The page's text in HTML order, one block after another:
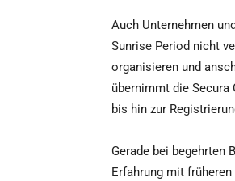
Auch Unternehmen
Sunrise Period nicht
organisieren und
übernimmt die Secura
bis hin zur
Gerade bei begehrten
Erfahrung mit